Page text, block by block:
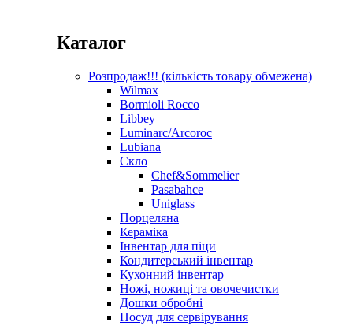
Каталог
Розпродаж!!! (кількість товару обмежена)
Wilmax
Bormioli Rocco
Libbey
Luminarc/Arcoroc
Lubiana
Скло
Chef&Sommelier
Pasabahce
Uniglass
Порцеляна
Кераміка
Інвентар для піци
Кондитерський інвентар
Кухонний інвентар
Ножі, ножиці та овочечистки
Дошки обробні
Посуд для сервірування